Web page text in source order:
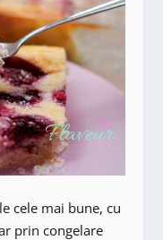
cele mai bune, cu
prin congelare